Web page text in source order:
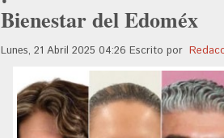
Bienestar del Edoméx
Lunes, 21 Abril 2025 04:26 Escrito por